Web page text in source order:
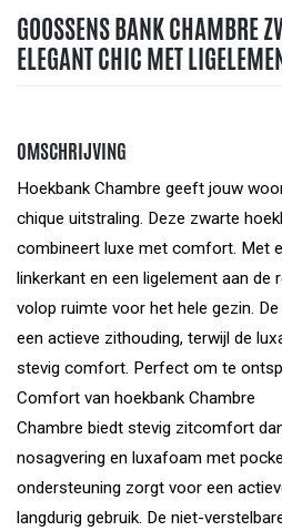
GOOSSENS BANK CHAMBRE
ELEGANT CHIC MET
OMSCHRIJVING
Hoekbank Chambre geeft jouw
chique uitstraling. Deze zwarte
combineert luxe met comfort. Met
linkerkant en een ligelement aan de
volop ruimte voor het hele gezin.
een actieve zithouding, terwijl de
stevig comfort. Perfect om te
Comfort van hoekbank Chambre
Chambre biedt stevig zitcomfort
nosagvering en luxafoam met
ondersteuning zorgt voor een
langdurig gebruik. De niet-